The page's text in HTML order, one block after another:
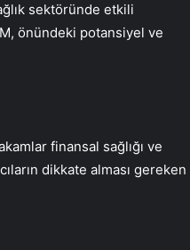
sektöründe etkili
önündeki potansiyel ve
finansal sağlığı ve
dikkate alması gereken